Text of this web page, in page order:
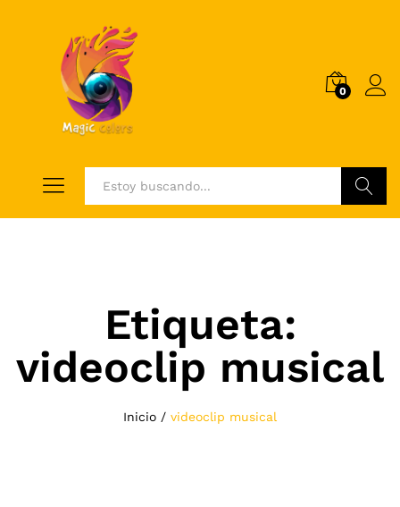
0
Etiqueta:
videoclip musical
Inicio / videoclip musical